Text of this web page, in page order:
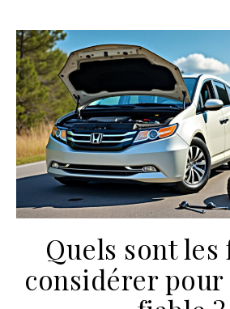
Quels sont les
considérer